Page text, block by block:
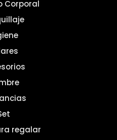
Corporal
regalar